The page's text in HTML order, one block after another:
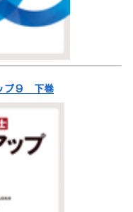
プ９ 下巻